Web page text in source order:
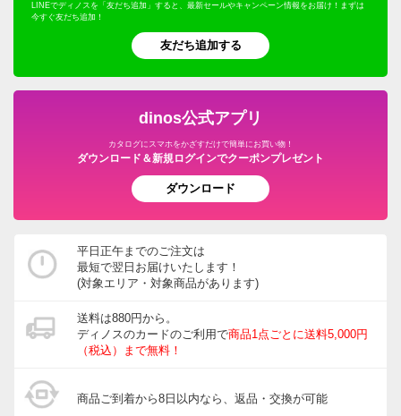
LINEでディノスを「友だち追加」すると、最新セールやキャンペーン情報をお届け！まずは
今すぐ友だち追加！
友だち追加する
dinos公式アプリ
カタログにスマホをかざすだけで簡単にお買い物！
ダウンロード＆新規ログインでクーポンプレゼント
ダウンロード
平日正午までのご注文は
最短で翌日お届けいたします！
(対象エリア・対象商品があります)
送料は880円から。
ディノスのカードのご利用で商品1点ごとに送料5,000円
（税込）まで無料！
商品ご到着から8日以内なら、返品・交換が可能